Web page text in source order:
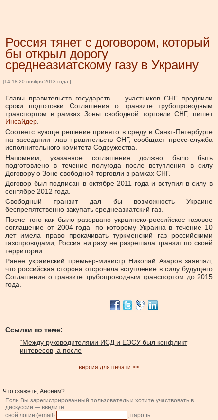
Россия тянет с договором, который
бы открыл дорогу
среднеазиатскому газу в Украину
[14:18 20 ноября 2013 года ]
Главы правительств государств — участников СНГ продлили
сроки подготовки Соглашения о транзите трубопроводным
транспортом в рамках Зоны свободной торговли СНГ, пишет
Инсайдер.
Соответствующе решение принято в среду в Санкт-Петербурге
на заседании глав правительств СНГ, сообщает пресс-служба
исполнительного комитета Содружества.
Напомним, указанное соглашение должно было быть
подготовлено в течение полугода после вступления в силу
Договору о Зоне свободной торговли в рамках СНГ.
Договор был подписан в октябре 2011 года и вступил в силу в
сентябре 2012 года.
Свободный транзит дал бы возможность Украине
беспрепятственно закупать среднеазиатский газ.
После того как было разорвано украинско-российское газовое
соглашение от 2004 года, по которому Украина в течение 10
лет имела право прокачивать туркменский газ российскими
газопроводами, Россия ни разу не разрешала транзит по своей
территории.
Ранее украинский премьер-министр Николай Азаров заявлял,
что российская сторона отсрочила вступление в силу будущего
Соглашения о транзите трубопроводным транспортом до 2015
года.
Ссылки по теме:
“Между руководителями ИСД и ЕЭСУ был конфликт
интересов, а после
версия для печати >>
Что скажете, Аноним?
Если Вы зарегистрированный пользователь и хотите участвовать в
дискуссии — введите
свой логин (email)
, пароль